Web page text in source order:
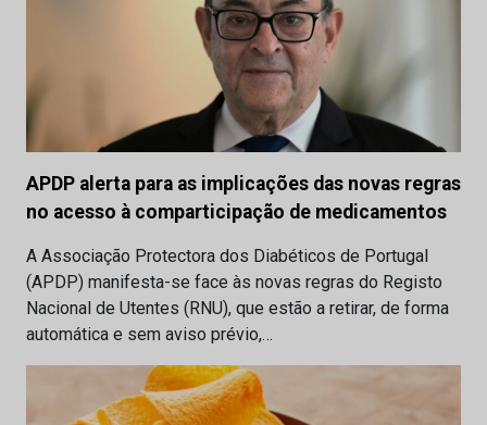
APDP alerta para as implicações das novas regras
no acesso à comparticipação de medicamentos
A Associação Protectora dos Diabéticos de Portugal
(APDP) manifesta-se face às novas regras do Registo
Nacional de Utentes (RNU), que estão a retirar, de forma
automática e sem aviso prévio,…